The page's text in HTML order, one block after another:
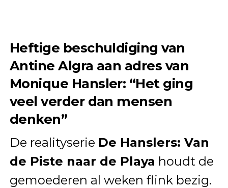
Heftige beschuldiging van
Antine Algra aan adres van
Monique Hansler: “Het ging
veel verder dan mensen
denken”
De realityserie De Hanslers: Van
de Piste naar de Playa houdt de
gemoederen al weken flink bezig.